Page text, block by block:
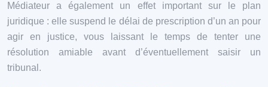
Médiateur a également un effet important sur le plan
juridique : elle suspend le délai de prescription d’un an pour
agir en justice, vous laissant le temps de tenter une
résolution amiable avant d’éventuellement saisir un
tribunal.